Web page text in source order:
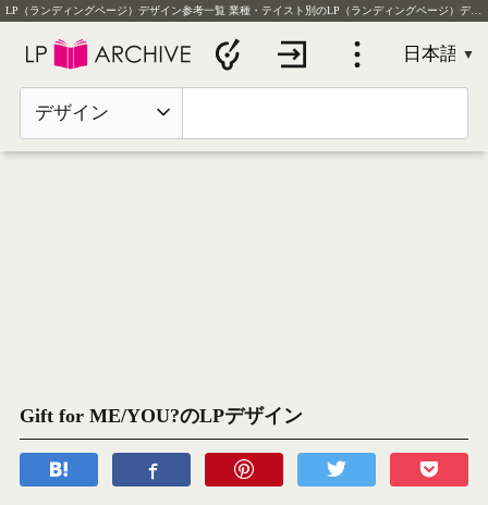
LP（ランディングページ）デザイン参考一覧 業種・テイスト別のLP（ランディングページ）デザイン実例を毎日更新
デザイン
Gift for ME/YOU?のLPデザイン